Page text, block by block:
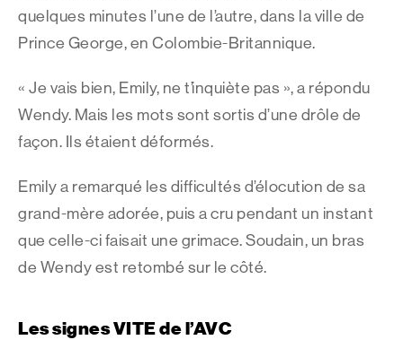
quelques minutes l’une de l’autre, dans la ville de
Prince George, en Colombie-Britannique.
« Je vais bien, Emily, ne t’inquiète pas », a répondu
Wendy. Mais les mots sont sortis d’une drôle de
façon. Ils étaient déformés.
Emily a remarqué les difficultés d’élocution de sa
grand-mère adorée, puis a cru pendant un instant
que celle-ci faisait une grimace. Soudain, un bras
de Wendy est retombé sur le côté.
Les signes VITE de l’AVC